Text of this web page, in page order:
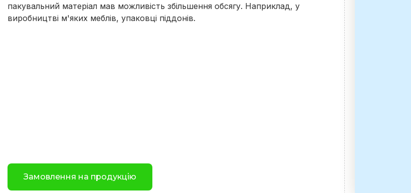
пакувальний матеріал мав можливість збільшення обсягу. Наприклад, у
виробництві м'яких меблів, упаковці піддонів.
Замовлення на продукцію